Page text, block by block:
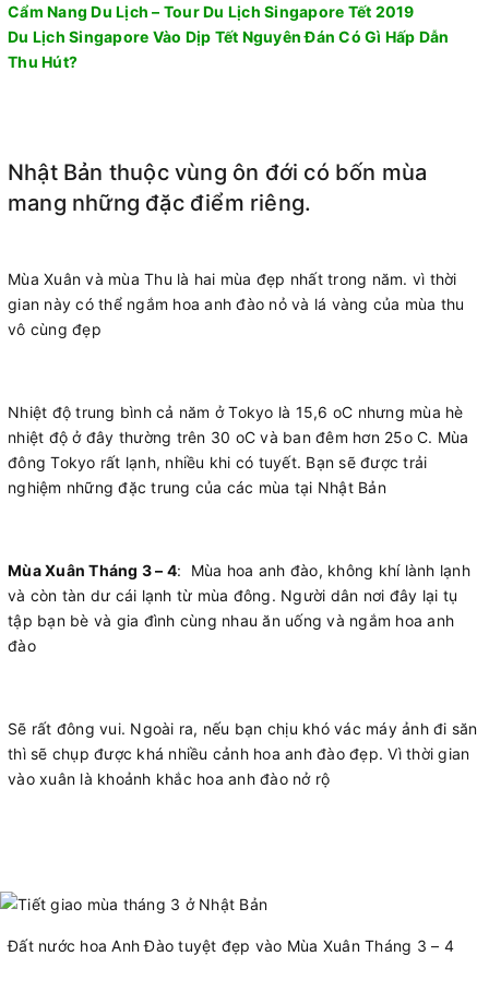
Cẩm Nang Du Lịch – Tour Du Lịch Singapore Tết 2019
Du Lịch Singapore Vào Dịp Tết Nguyên Đán Có Gì Hấp Dẫn
Thu Hút?
Nhật Bản thuộc vùng ôn đới có bốn mùa
mang những đặc điểm riêng.
Mùa Xuân và mùa Thu là hai mùa đẹp nhất trong năm. vì thời
gian này có thể ngắm hoa anh đào nỏ và lá vàng của mùa thu
vô cùng đẹp
Nhiệt độ trung bình cả năm ở Tokyo là 15,6 oC nhưng mùa hè
nhiệt độ ở đây thường trên 30 oC và ban đêm hơn 25o C. Mùa
đông Tokyo rất lạnh, nhiều khi có tuyết. Bạn sẽ được trải
nghiệm những đặc trung của các mùa tại Nhật Bản
Mùa Xuân Tháng 3 – 4: Mùa hoa anh đào, không khí lành lạnh
và còn tàn dư cái lạnh từ mùa đông. Người dân nơi đây lại tụ
tập bạn bè và gia đình cùng nhau ăn uống và ngắm hoa anh
đào
Sẽ rất đông vui. Ngoài ra, nếu bạn chịu khó vác máy ảnh đi săn
thì sẽ chụp được khá nhiều cảnh hoa anh đào đẹp. Vì thời gian
vào xuân là khoảnh khắc hoa anh đào nở rộ
Đất nước hoa Anh Đào tuyệt đẹp vào Mùa Xuân Tháng 3 – 4